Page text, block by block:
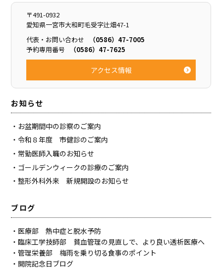
〒491-0932
愛知県一宮市大和町毛受字辻畑47-1
代表・お問い合わせ
（0586）47-7005
予約専用番号
（0586）47-7625
アクセス情報
お知らせ
お盆期間中の診察のご案内
令和８年度 市健診のご案内
常勤医師入職のお知らせ
ゴールデンウィークの診療のご案内
整形外科外来 新規開設のお知らせ
ブログ
医療部 熱中症と脱水予防
臨床工学技師部 貧血管理の見直しで、より良い透析医療へ
管理栄養部 梅雨を乗り切る食事のポイント
開院記念日ブログ